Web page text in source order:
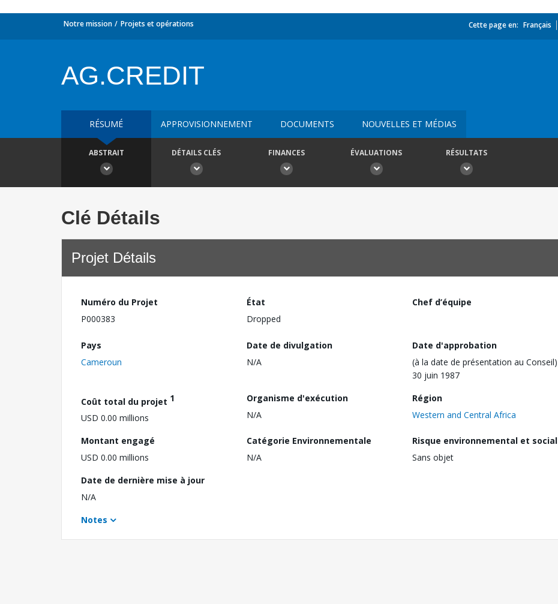
Notre mission Projets et opérations Cette page en: Français
AG.CREDIT
RÉSUMÉ APPROVISIONNEMENT DOCUMENTS NOUVELLES ET MÉDIAS
ABSTRAIT DÉTAILS CLÉS FINANCES ÉVALUATIONS RÉSULTATS
Clé Détails
Projet Détails
Numéro du Projet
P000383
État
Dropped
Chef d’équipe
Pays
Cameroun
Date de divulgation
N/A
Date d'approbation
(à la date de présentation au Conseil)
30 juin 1987
Coût total du projet 1
USD 0.00 millions
Organisme d'exécution
N/A
Région
Western and Central Africa
Montant engagé
USD 0.00 millions
Catégorie Environnementale
N/A
Risque environnemental et social
Sans objet
Date de dernière mise à jour
N/A
Notes